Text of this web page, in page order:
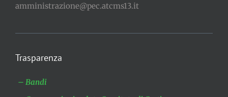
amministrazione@pec.atcms13.it
Trasparenza
– Bandi